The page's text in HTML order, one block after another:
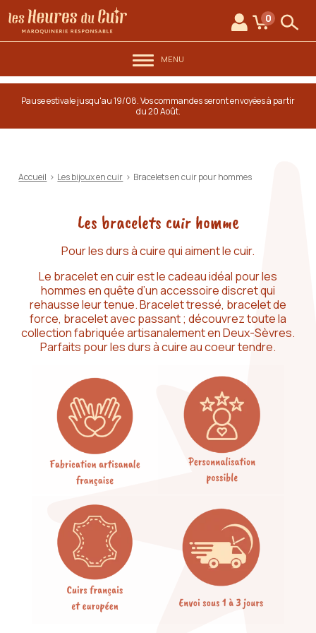
Les Heures du Cuir
MENU
Mon compte
0
Mon
Pause estivale jusqu'au 19/08. Vos commandes seront envoyées à partir
du 20 Août.
Accueil > Les bijoux en cuir > Bracelets en cuir pour hommes
Les bracelets cuir homme
Pour les durs à cuire qui aiment le cuir.
Le bracelet en cuir est le cadeau idéal pour les
hommes en quête d’un accessoire discret qui
rehausse leur tenue. Bracelet tressé, bracelet de
force, bracelet avec passant ; découvrez toute la
collection fabriquée artisanalement en Deux-Sèvres.
Parfaits pour les durs à cuire au coeur tendre.